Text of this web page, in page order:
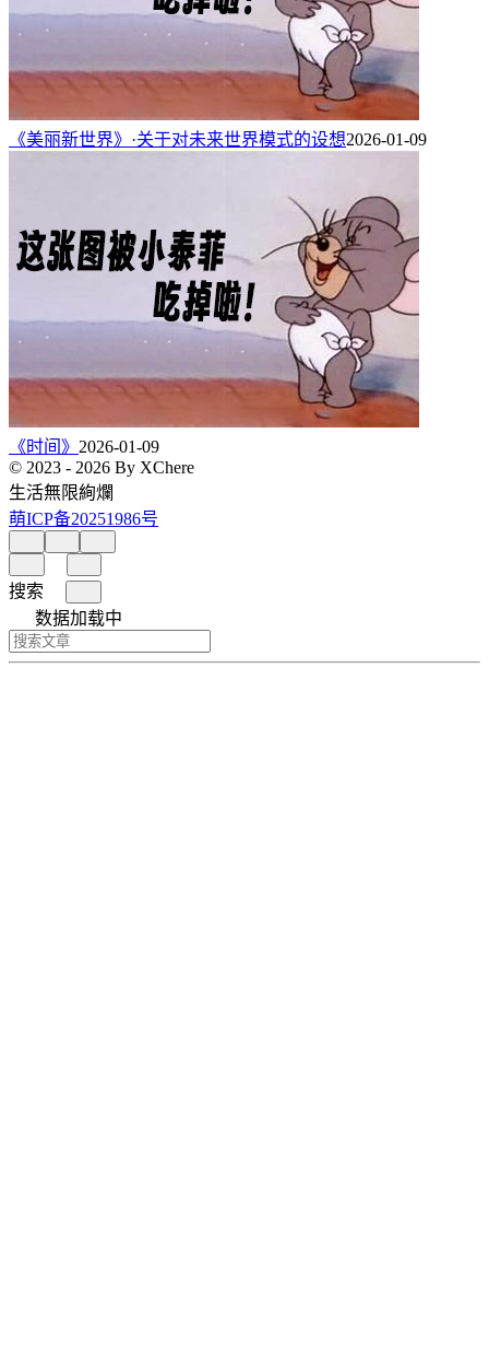
《美丽新世界》·关于对未来世界模式的设想2026-01-09
《时间》 2026-01-09
© 2023 - 2026 By XChere
生活無限絢爛
萌ICP备20251986号
搜索
数据加载中